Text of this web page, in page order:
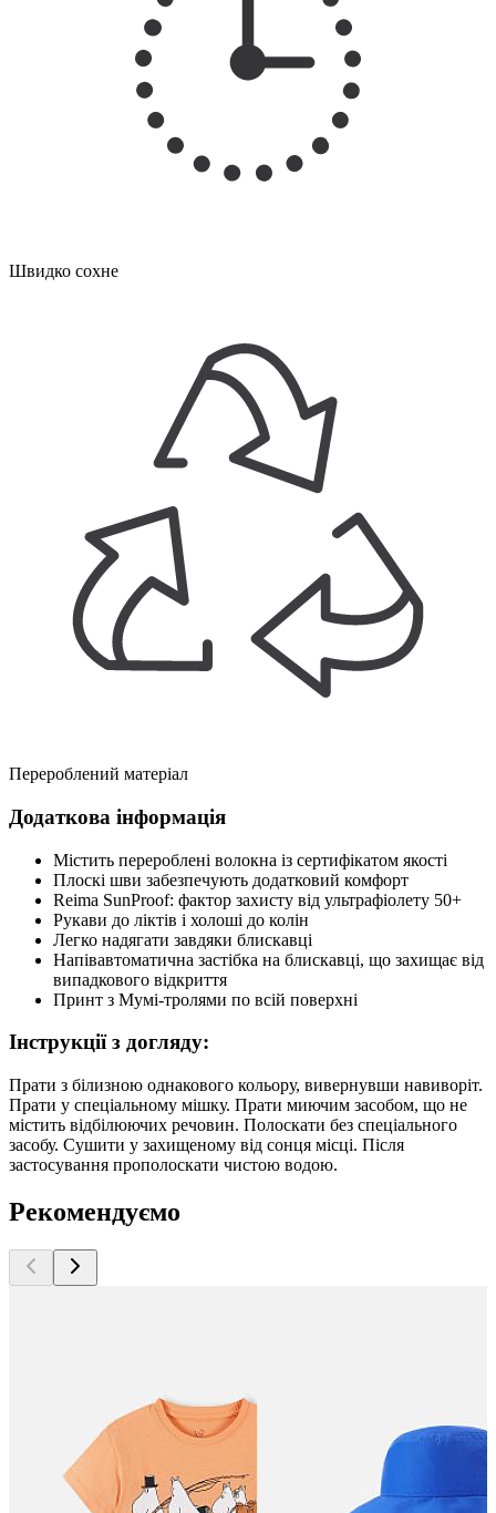
Швидко сохне
Перероблений матеріал
Додаткова інформація
Містить перероблені волокна із сертифікатом якості
Плоскі шви забезпечують додатковий комфорт
Reima SunProof: фактор захисту від ультрафіолету 50+
Рукави до ліктів і холоші до колін
Легко надягати завдяки блискавці
Напівавтоматична застібка на блискавці, що захищає від
випадкового відкриття
Принт з Мумі-тролями по всій поверхні
Інструкції з догляду:
Прати з білизною однакового кольору, вивернувши навиворіт.
Прати у спеціальному мішку. Прати миючим засобом, що не
містить відбілюючих речовин. Полоскати без спеціального
засобу. Сушити у захищеному від сонця місці. Після
застосування прополоскати чистою водою.
Рекомендуємо